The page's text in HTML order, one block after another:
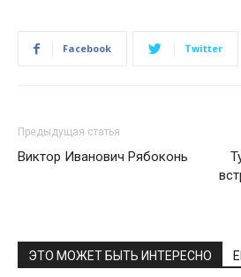
Facebook Twitter
Предыдущая статья
Виктор Иванович Рябоконь
ЭТО МОЖЕТ БЫТЬ ИНТЕРЕСНО